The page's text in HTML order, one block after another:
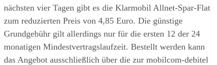
nächsten vier Tagen gibt es die Klarmobil Allnet-Spar-Flat
zum reduzierten Preis von 4,85 Euro. Die günstige
Grundgebühr gilt allerdings nur für die ersten 12 der 24
monatigen Mindestvertragslaufzeit. Bestellt werden kann
das Angebot ausschließlich über die zur mobilcom-debitel